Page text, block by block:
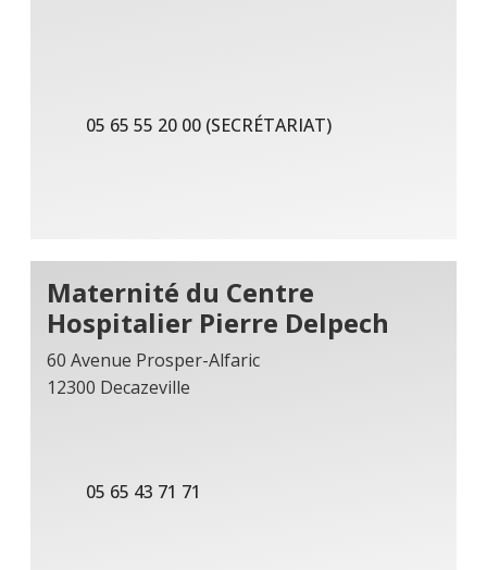
05 65 55 20 00 (SECRÉTARIAT)
Maternité du Centre
Hospitalier Pierre Delpech
60 Avenue Prosper-Alfaric
12300 Decazeville
05 65 43 71 71